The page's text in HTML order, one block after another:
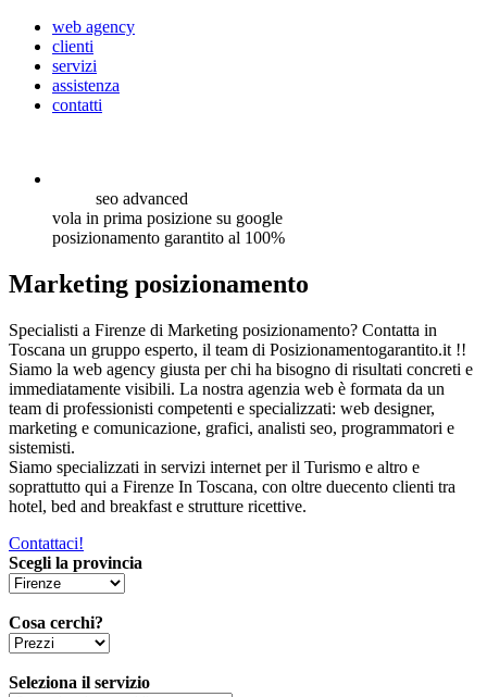
web agency
clienti
servizi
assistenza
contatti
seo advanced
vola in prima posizione su google
posizionamento garantito al 100%
Marketing posizionamento
Specialisti a Firenze di Marketing posizionamento? Contatta in
Toscana un gruppo esperto, il team di Posizionamentogarantito.it !!
Siamo la web agency giusta per chi ha bisogno di risultati concreti e
immediatamente visibili. La nostra agenzia web è formata da un
team di professionisti competenti e specializzati: web designer,
marketing e comunicazione, grafici, analisti seo, programmatori e
sistemisti.
Siamo specializzati in servizi internet per il Turismo e altro e
soprattutto qui a Firenze In Toscana, con oltre duecento clienti tra
hotel, bed and breakfast e strutture ricettive.
Contattaci!
Scegli la provincia
Cosa cerchi?
Seleziona il servizio